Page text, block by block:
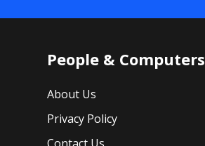
People & Computers
About Us
Privacy Policy